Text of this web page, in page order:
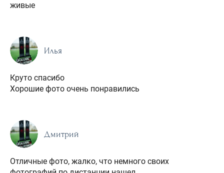
живые
Илья
Круто спасибо
Хорошие фото очень понравились
Дмитрий
Отличные фото, жалко, что немного своих